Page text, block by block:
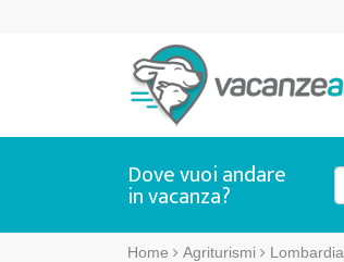
Dove vuoi andare
in vacanza?
Home Agriturismi Lombardia